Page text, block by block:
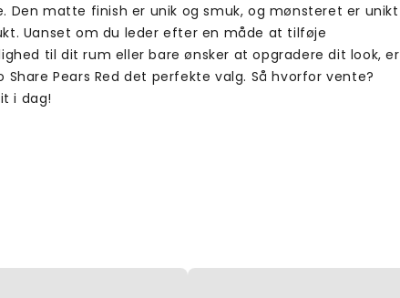
Den matte finish er unik og smuk, og mønsteret er unikt
Uanset om du leder efter en måde at tilføje
til dit rum eller bare ønsker at opgradere dit look, er
Share Pears Red det perfekte valg. Så hvorfor vente?
i dag!